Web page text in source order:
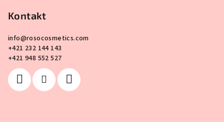
Kontakt
info@rosocosmetics.com
+421 232 144 143
+421 948 552 527